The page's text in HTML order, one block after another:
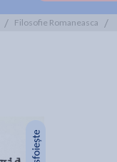
/ Filosofie Romaneasca /